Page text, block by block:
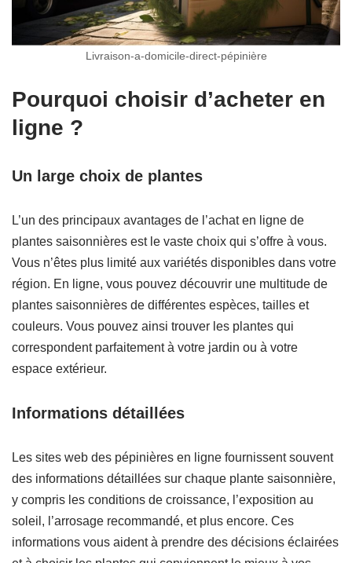
Livraison-a-domicile-direct-pépinière
Pourquoi choisir d’acheter en
ligne ?
Un large choix de plantes
L’un des principaux avantages de l’achat en ligne de
plantes saisonnières est le vaste choix qui s’offre à vous.
Vous n’êtes plus limité aux variétés disponibles dans votre
région. En ligne, vous pouvez découvrir une multitude de
plantes saisonnières de différentes espèces, tailles et
couleurs. Vous pouvez ainsi trouver les plantes qui
correspondent parfaitement à votre jardin ou à votre
espace extérieur.
Informations détaillées
Les sites web des pépinières en ligne fournissent souvent
des informations détaillées sur chaque plante saisonnière,
y compris les conditions de croissance, l’exposition au
soleil, l’arrosage recommandé, et plus encore. Ces
informations vous aident à prendre des décisions éclairées